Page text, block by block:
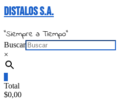
Distalos S.A.
"Siempre a Tiempo"
Buscar
×
Total
$0,00